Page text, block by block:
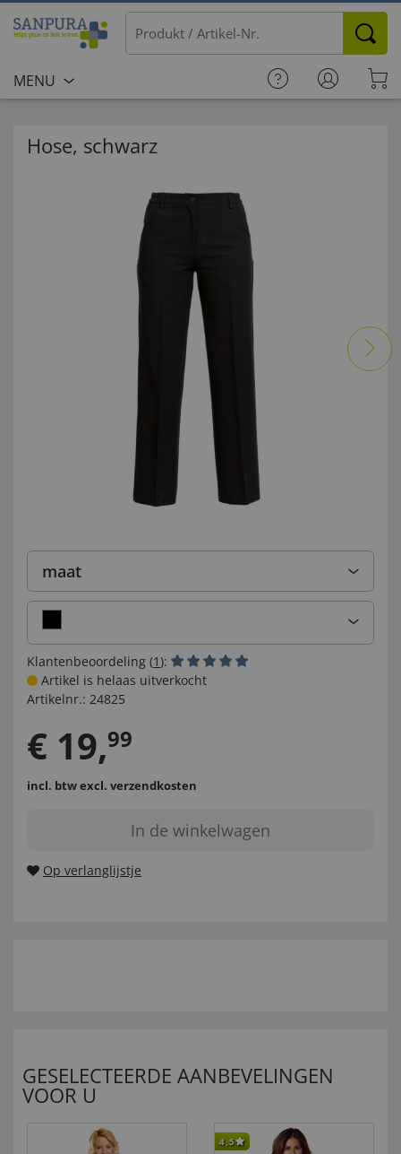
MENU
Hose, schwarz
maat
Klantenbeoordeling (1):
Artikel is helaas uitverkocht
Artikelnr.: 24825
€ 19,99
incl. btwexcl. verzendkosten
In de winkelwagen
Op verlanglijstje
GESELECTEERDE AANBEVELINGEN
VOOR U
4,5